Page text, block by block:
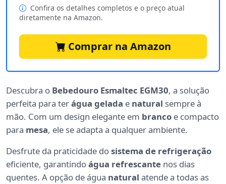
Confira os detalhes completos e o preço atual
diretamente na Amazon.
Comprar na Amazon
Descubra o Bebedouro Esmaltec EGM30, a solução
perfeita para terágua gelada e natural sempre à
mão. Com um design elegante em branco e compacto
para mesa, ele se adapta a qualquer ambiente.
Desfrute da praticidade dosistema de refrigeração
eficiente, garantindoágua refrescante nos dias
quentes. A opção de água natural atende a todas as